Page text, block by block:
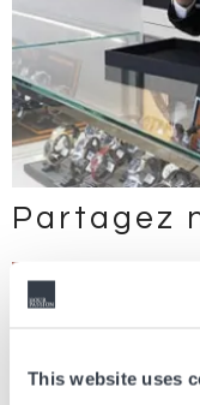
This website uses
Partagez